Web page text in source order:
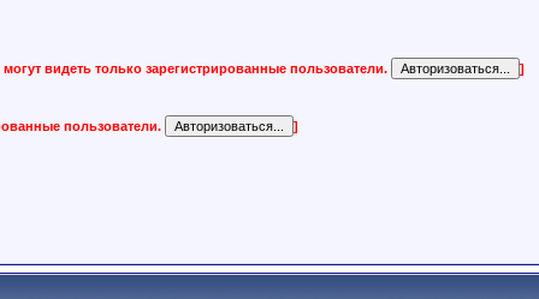
видеть только зарегистрированные пользователи. ]
пользователи. ]